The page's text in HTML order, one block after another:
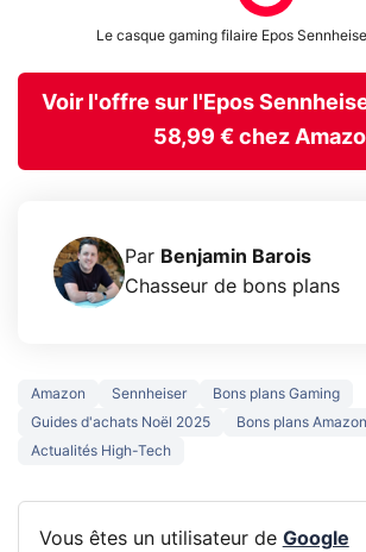
Le casque gaming filaire Epos
Voir l'offre sur l'Epos
58,99 € chez
Par Benjamin Barois
Chasseur de bons plans
Amazon Sennheiser
Bons plans Gaming
Guides d'achats Noël 2025
Bons plans Amazon
Actualités High-Tech
Vous êtes un utilisateur de Google